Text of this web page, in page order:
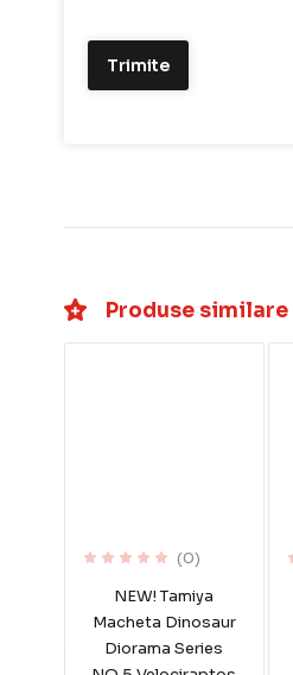
Produse similare
(0)
NEW! Tamiya
Macheta Dinosaur
Diorama Series